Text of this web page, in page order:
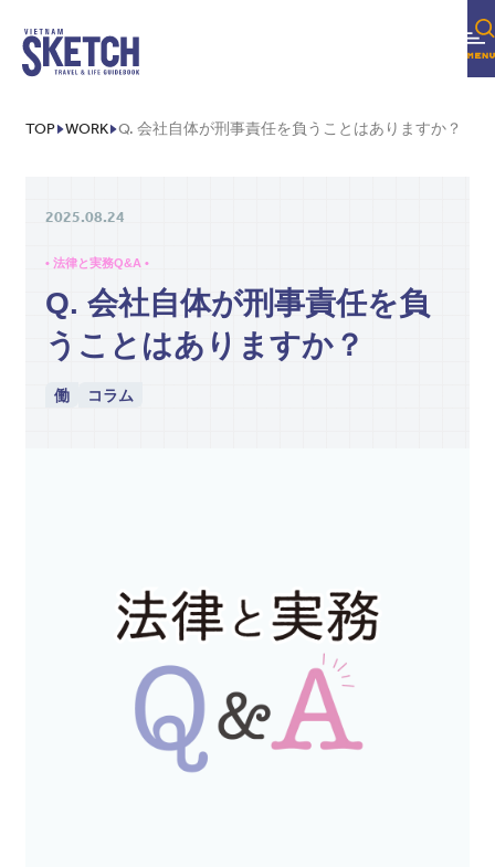
TOP WORK Q. 会社自体が刑事責任を負うことはありますか？
2025.08.24
• 法律と実務Q&A •
Q. 会社自体が刑事責任を負
うことはありますか？
働 コラム